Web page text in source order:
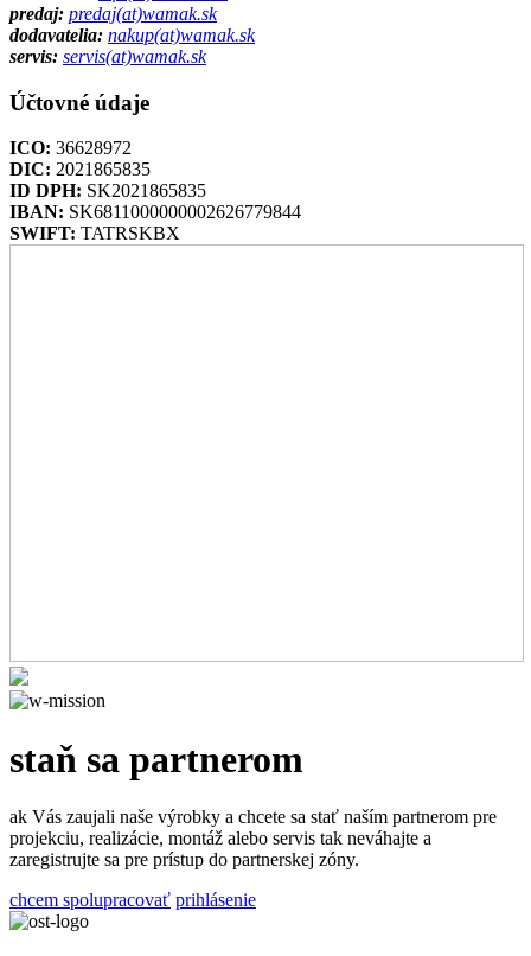
predaj: predaj(at)wamak.sk
dodavatelia: nakup(at)wamak.sk
servis: servis(at)wamak.sk
Účtovné údaje
ICO: 36628972
DIC: 2021865835
ID DPH: SK2021865835
IBAN: SK6811000000002626779844
SWIFT: TATRSKBX
staň sa partnerom
ak Vás zaujali naše výrobky a chcete sa stať naším partnerom pre
projekciu, realizácie, montáž alebo servis tak neváhajte a
zaregistrujte sa pre prístup do partnerskej zóny.
chcem spolupracovať prihlásenie